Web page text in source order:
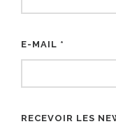
E-MAIL *
RECEVOIR LES